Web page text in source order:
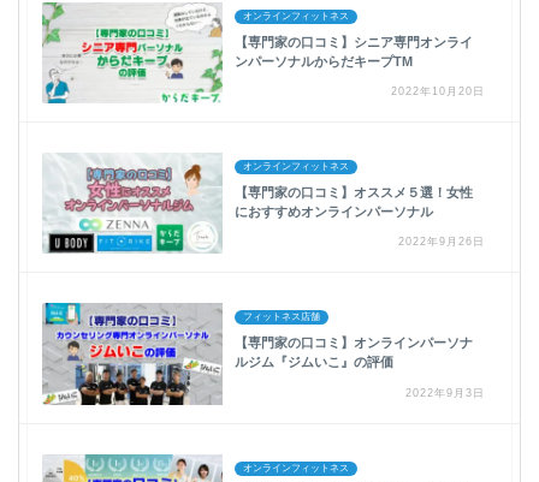
オンラインフィットネス
【専門家の口コミ】シニア専門オンライ
ンパーソナルからだキープTM
2022年10月20日
オンラインフィットネス
【専門家の口コミ】オススメ５選！女性
におすすめオンラインパーソナル
2022年9月26日
フィットネス店舗
【専門家の口コミ】オンラインパーソナ
ルジム『ジムいこ』の評価
2022年9月3日
オンラインフィットネス